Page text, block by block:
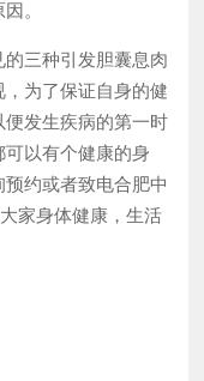
。
三种引发胆囊息肉
为了保证自身的健
便发生疾病的第一时
以有个健康的身
约或者致电合肥中
家身体健康，生活